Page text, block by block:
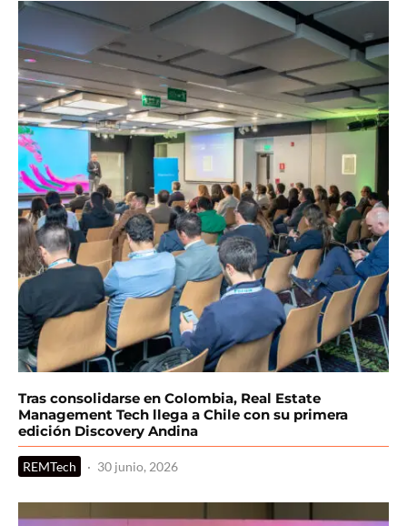
Tras consolidarse en Colombia, Real Estate
Management Tech llega a Chile con su primera
edición Discovery Andina
REMTech · 30 junio, 2026